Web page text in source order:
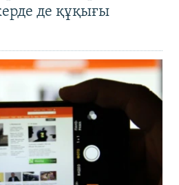
де құқығы